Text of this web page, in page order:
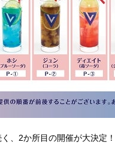
、2か所目の開催が大決定！